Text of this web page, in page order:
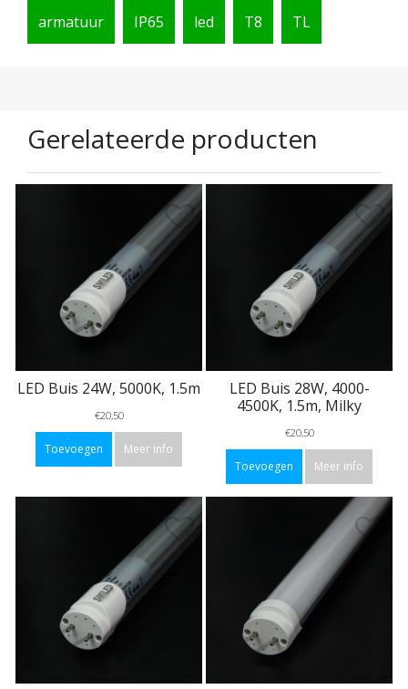
armatuur IP65 led T8 TL
Gerelateerde producten
LED Buis 24W, 5000K, 1.5m
€20,50
Toevoegen Meer info
LED Buis 28W, 4000-
4500K, 1.5m, Milky
€20,50
Toevoegen Meer info